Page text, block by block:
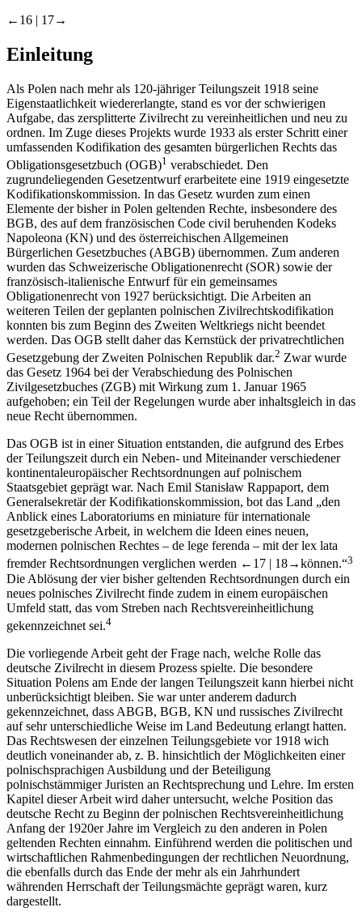
←16 | 17→
Einleitung
Als Polen nach mehr als 120-jähriger Teilungszeit 1918 seine
Eigenstaatlichkeit wiedererlangte, stand es vor der schwierigen
Aufgabe, das zersplitterte Zivilrecht zu vereinheitlichen und neu zu
ordnen. Im Zuge dieses Projekts wurde 1933 als erster Schritt einer
umfassenden Kodifikation des gesamten bürgerlichen Rechts das
Obligationsgesetzbuch (OGB)1 verabschiedet. Den
zugrundeliegenden Gesetzentwurf erarbeitete eine 1919 eingesetzte
Kodifikationskommission. In das Gesetz wurden zum einen
Elemente der bisher in Polen geltenden Rechte, insbesondere des
BGB, des auf dem französischen Code civil beruhenden Kodeks
Napoleona (KN) und des österreichischen Allgemeinen
Bürgerlichen Gesetzbuches (ABGB) übernommen. Zum anderen
wurden das Schweizerische Obligationenrecht (SOR) sowie der
französisch-italienische Entwurf für ein gemeinsames
Obligationenrecht von 1927 berücksichtigt. Die Arbeiten an
weiteren Teilen der geplanten polnischen Zivilrechtskodifikation
konnten bis zum Beginn des Zweiten Weltkriegs nicht beendet
werden. Das OGB stellt daher das Kernstück der privatrechtlichen
Gesetzgebung der Zweiten Polnischen Republik dar.2 Zwar wurde
das Gesetz 1964 bei der Verabschiedung des Polnischen
Zivilgesetzbuches (ZGB) mit Wirkung zum 1. Januar 1965
aufgehoben; ein Teil der Regelungen wurde aber inhaltsgleich in das
neue Recht übernommen.
Das OGB ist in einer Situation entstanden, die aufgrund des Erbes
der Teilungszeit durch ein Neben- und Miteinander verschiedener
kontinentaleuropäischer Rechtsordnungen auf polnischem
Staatsgebiet geprägt war. Nach Emil Stanisław Rappaport, dem
Generalsekretär der Kodifikationskommission, bot das Land „den
Anblick eines Laboratoriums en miniature für internationale
gesetzgeberische Arbeit, in welchem die Ideen eines neuen,
modernen polnischen Rechtes – de lege ferenda – mit der lex lata
fremder Rechtsordnungen verglichen werden ←17 | 18→können.“3
Die Ablösung der vier bisher geltenden Rechtsordnungen durch ein
neues polnisches Zivilrecht finde zudem in einem europäischen
Umfeld statt, das vom Streben nach Rechtsvereinheitlichung
gekennzeichnet sei.4
Die vorliegende Arbeit geht der Frage nach, welche Rolle das
deutsche Zivilrecht in diesem Prozess spielte. Die besondere
Situation Polens am Ende der langen Teilungszeit kann hierbei nicht
unberücksichtigt bleiben. Sie war unter anderem dadurch
gekennzeichnet, dass ABGB, BGB, KN und russisches Zivilrecht
auf sehr unterschiedliche Weise im Land Bedeutung erlangt hatten.
Das Rechtswesen der einzelnen Teilungsgebiete vor 1918 wich
deutlich voneinander ab, z. B. hinsichtlich der Möglichkeiten einer
polnischsprachigen Ausbildung und der Beteiligung
polnischstämmiger Juristen an Rechtsprechung und Lehre. Im ersten
Kapitel dieser Arbeit wird daher untersucht, welche Position das
deutsche Recht zu Beginn der polnischen Rechtsvereinheitlichung
Anfang der 1920er Jahre im Vergleich zu den anderen in Polen
geltenden Rechten einnahm. Einführend werden die politischen und
wirtschaftlichen Rahmenbedingungen der rechtlichen Neuordnung,
die ebenfalls durch das Ende der mehr als ein Jahrhundert
währenden Herrschaft der Teilungsmächte geprägt waren, kurz
dargestellt.